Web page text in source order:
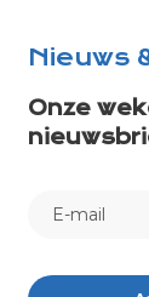
Nieuws
Onze